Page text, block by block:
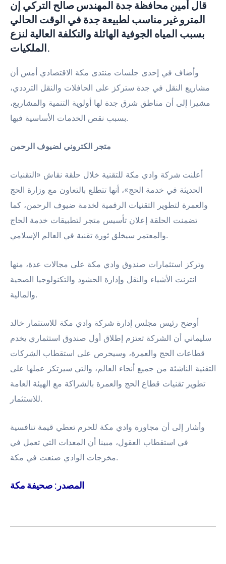
قال أمين محافظة جدة المهندس صالح التركي إن
المترو غير مناسب لطبيعة جدة في الوقت الحالي
بسبب المياه الجوفية الهائلة والتكلفة العالية لنزع
وأضاف في إحدى جلسات منتدى مكة الاقتصادي أمس أن
مشاريع النقل في جدة ستركز على الحافلات والنقل الترددي،
مشيرا إلى أن مناطق شرق جدة لها أولوية التنمية والمشاريع،
بسبب نقص الخدمات الأساسية فيها.
متجر الكتروني لضيوف الرحمن
أعلنت شركة وادي مكة للتقنية خلال حلقة نقاش «التقنيات
الحديثة في خدمة الحج»، أنها تتطلع بالتعاون مع وزارة الحج
والعمرة لتطوير التقنيات الرقمية لخدمة ضيوف الرحمن، كما
تضمنت الحلقة إعلان تأسيس متجر لتطبيقات خدمة الحاج
والمعتمر سيخلق ثورة تقنية في العالم الإسلامي.
وتركز استثمارات صندوق وادي مكة على مجالات عدة، منها
انترنت الأشياء والنقل وإدارة الحشود والتكنولوجيا الصحية
والمالية.
أوضح رئيس مجلس إدارة شركة وادي مكة للاستثمار خالد
سليماني أن الشركة تعتزم إطلاق أول صندوق استثماري يخدم
قطاعات الحج والعمرة، وسيحرص على استقطاب الشركات
التقنية الناشئة من جميع أنحاء العالم، والتي سيرتكز عملها على
تطوير تقنيات قطاع الحج والعمرة بالشراكة مع الهيئة العامة
للاستثمار.
وأشار إلى أن مجاورة وادي مكة للحرم تعطي قيمة تنافسية
في استقطاب العقول، مبينا أن المعدات التي تعمل في
مخرجات الوادي صنعت في مكة.